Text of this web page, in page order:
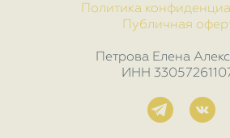
Политика
Публичная
Петрова Елена
ИНН